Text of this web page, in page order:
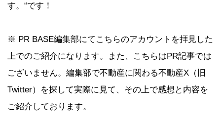
す。“です！
※ PR BASE編集部にてこちらのアカウントを拝見した
上でのご紹介になります。また、こちらはPR記事では
ございません。編集部で不動産に関わる不動産X（旧
Twitter）を探して実際に見て、その上で感想と内容を
ご紹介しております。